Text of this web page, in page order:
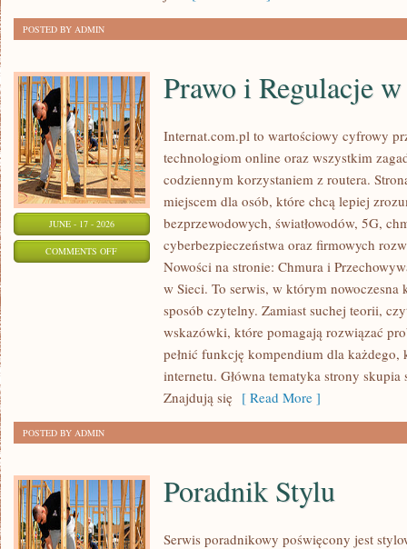
ODCHUDZANIU
POSTED BY ADMIN
JUNE - 17 - 2026
COMMENTS OFFON
REGULACJE
INTERNECIE
Prawo i Regulacje
Internat.com.pl to wartościowy cyfrowy
technologiom online oraz wszystkim
codziennym korzystaniem z routera.
miejscem dla osób, które chcą lepiej
bezprzewodowych, światłowodów, 5G,
cyberbezpieczeństwa oraz firmowych
Nowości na stronie: Chmura i
w Sieci. To serwis, w którym nowoczesna
sposób czytelny. Zamiast suchej teorii,
wskazówki, które pomagają rozwiązać
pełnić funkcję kompendium dla
internetu. Główna tematyka strony
Znajdują się [ Read More ]
POSTED BY ADMIN
Poradnik Stylu
Serwis poradnikowy poświęcony jest